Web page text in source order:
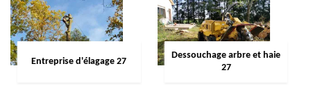
Entreprise d'élagage 27
Dessouchage arbre et haie
27